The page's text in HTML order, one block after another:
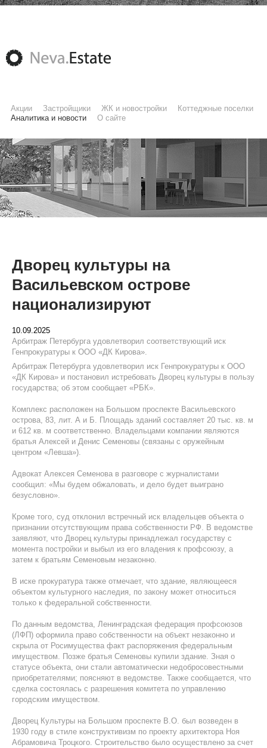
Акции Застройщики ЖК и новостройки
Коттеджные поселки
Аналитика и новости
О сайте
Дворец культуры на
Васильевском острове
национализируют
10.09.2025
Арбитраж Петербурга удовлетворил соответствующий иск
Генпрокуратуры к ООО «ДК Кирова».
Арбитраж Петербурга удовлетворил иск Генпрокуратуры к ООО
«ДК Кирова» и постановил истребовать Дворец культуры в пользу
государства; об этом сообщает «РБК».
Комплекс расположен на Большом проспекте Васильевского
острова, 83, лит. А и Б. Площадь зданий составляет 20 тыс. кв. м
и 612 кв. м соответственно. Владельцами компании являются
братья Алексей и Денис Семеновы (связаны с оружейным
центром «Левша»).
Адвокат Алексея Семенова в разговоре с журналистами
сообщил: «Мы будем обжаловать, и дело будет выиграно
безусловно».
Кроме того, суд отклонил встречный иск владельцев объекта о
признании отсутствующим права собственности РФ. В ведомстве
заявляют, что Дворец культуры принадлежал государству с
момента постройки и выбыл из его владения к профсоюзу, а
затем к братьям Семеновым незаконно.
В иске прокуратура также отмечает, что здание, являющееся
объектом культурного наследия, по закону может относиться
только к федеральной собственности.
По данным ведомства, Ленинградская федерация профсоюзов
(ЛФП) оформила право собственности на объект незаконно и
скрыла от Росимущества факт распоряжения федеральным
имуществом. Позже братья Семеновы купили здание. Зная о
статусе объекта, они стали автоматически недобросовестными
приобретателями; поясняют в ведомстве. Также сообщается, что
сделка состоялась с разрешения комитета по управлению
городским имуществом.
Дворец Культуры на Большом проспекте В.О. был возведен в
1930 году в стиле конструктивизм по проекту архитектора Ноя
Абрамовича Троцкого. Строительство было осуществлено за счет